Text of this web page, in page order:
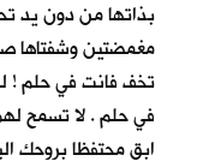
بذاتها من دون يد
مغمضتين وشفتاها
تخف فانت في حلم !
في حلم . لا تسمح
ابق محتفظا بروحك